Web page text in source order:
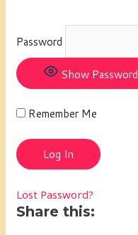
Password
Show Password
Remember Me
Lost Password?
Share this: